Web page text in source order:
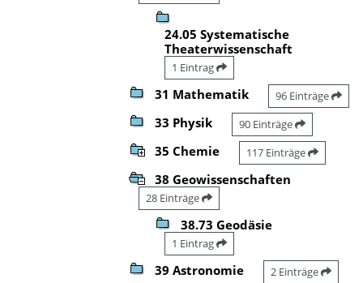
24.05 Systematische
Theaterwissenschaft
1 Eintrag
31 Mathematik 96 Einträge
33 Physik 90 Einträge
35 Chemie 117 Einträge
38 Geowissenschaften
28 Einträge
38.73 Geodäsie
1 Eintrag
39 Astronomie 2 Einträge